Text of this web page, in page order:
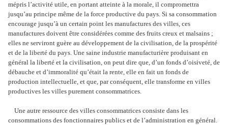
mépris l’activité utile, en portant atteinte à la morale, il compromettra
jusqu’au principe même de la force productive du pays. Si sa consommation
encourage jusqu’à un certain point les manufactures des villes, ces
manufactures doivent être considérées comme des fruits creux et malsains ;
elles ne serviront guère au développement de la civilisation, de la prospérité
et de la liberté du pays. Une saine industrie manufacturière produisant en
général la liberté et la civilisation, on peut dire que, d’un fonds d’oisiveté, de
débauche et d’immoralité qu’était la rente, elle en fait un fonds de
production intellectuelle, et que, par conséquent, elle transforme en villes
productives les villes purement consommatrices.
Une autre ressource des villes consommatrices consiste dans les
consommations des fonctionnaires publics et de l’administration en général.